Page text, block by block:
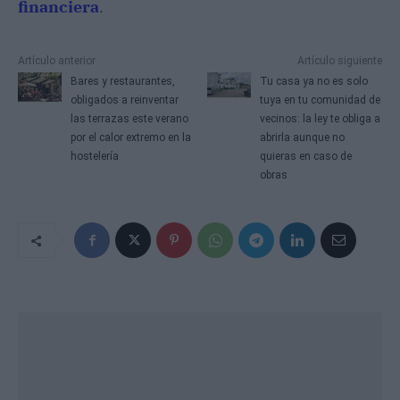
financiera.
Artículo anterior
Bares y restaurantes,
obligados a reinventar
las terrazas este verano
por el calor extremo en la
hostelería
Artículo siguiente
Tu casa ya no es solo
tuya en tu comunidad de
vecinos: la ley te obliga a
abrirla aunque no
quieras en caso de
obras